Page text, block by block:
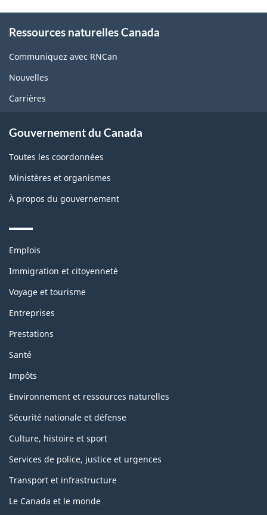
this
site
Ressources naturelles Canada
Communiquez avec RNCan
Nouvelles
Carrières
Gouvernement du Canada
Toutes les coordonnées
Ministères et organismes
À propos du gouvernement
Themes
topics
Emplois
Immigration et citoyenneté
Voyage et tourisme
Entreprises
Prestations
Santé
Impôts
Environnement et ressources naturelles
Sécurité nationale et défense
Culture, histoire et sport
Services de police, justice et urgences
Transport et infrastructure
Le Canada et le monde